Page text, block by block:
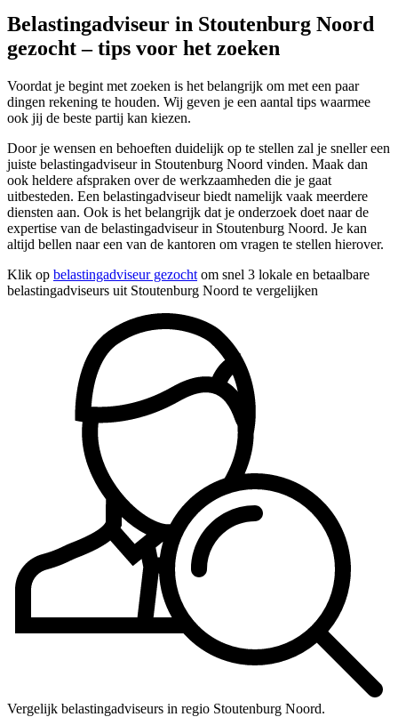
Belastingadviseur in Stoutenburg Noord
gezocht – tips voor het zoeken
Voordat je begint met zoeken is het belangrijk om met een paar
dingen rekening te houden. Wij geven je een aantal tips waarmee
ook jij de beste partij kan kiezen.
Door je wensen en behoeften duidelijk op te stellen zal je sneller een
juiste belastingadviseur in Stoutenburg Noord vinden. Maak dan
ook heldere afspraken over de werkzaamheden die je gaat
uitbesteden. Een belastingadviseur biedt namelijk vaak meerdere
diensten aan. Ook is het belangrijk dat je onderzoek doet naar de
expertise van de belastingadviseur in Stoutenburg Noord. Je kan
altijd bellen naar een van de kantoren om vragen te stellen hierover.
Klik op belastingadviseur gezocht om snel 3 lokale en betaalbare
belastingadviseurs uit Stoutenburg Noord te vergelijken
Vergelijk belastingadviseurs in regio Stoutenburg Noord.